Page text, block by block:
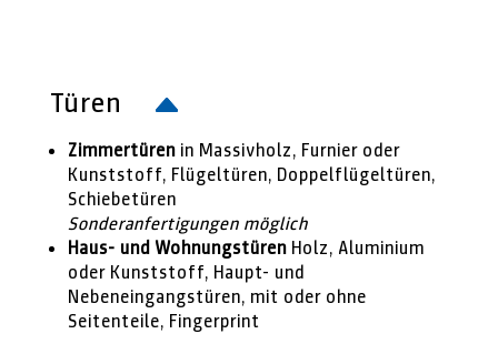
Türen
Zimmertürenin Massivholz, Furnier oder
Kunststoff, Flügeltüren, Doppelflügeltüren,
Schiebetüren
Sonderanfertigungen möglich
Haus- und WohnungstürenHolz, Aluminium
oder Kunststoff, Haupt- und
Nebeneingangstüren, mit oder ohne
Seitenteile, Fingerprint